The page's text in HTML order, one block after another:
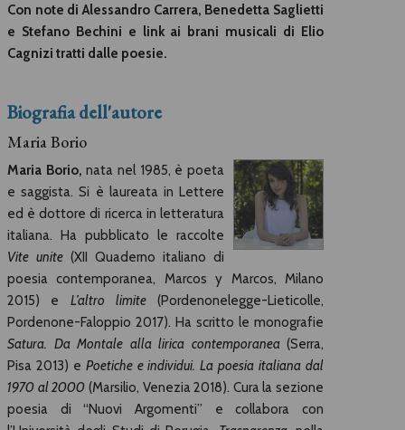
Con note di Alessandro Carrera, Benedetta Saglietti
e Stefano Bechini e link ai brani musicali di Elio
Cagnizi tratti dalle poesie.
Biografia dell'autore
Maria Borio
Maria Borio, nata nel 1985, è poeta
e saggista. Si è laureata in Lettere
ed è dottore di ricerca in letteratura
italiana. Ha pubblicato le raccolte
Vite unite (XII Quaderno italiano di
poesia contemporanea, Marcos y Marcos, Milano
2015) e L’altro limite(Pordenonelegge-Lieticolle,
Pordenone-Faloppio 2017). Ha scritto le monografie
Satura. Da Montale alla lirica contemporanea(Serra,
Pisa 2013) e Poetiche e individui. La poesia italiana dal
1970 al 2000 (Marsilio, Venezia 2018). Cura la sezione
poesia di “Nuovi Argomenti” e collabora con